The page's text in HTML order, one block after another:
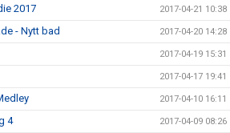
2017 2017-04-21 10:38
- Nytt bad 2017-04-20 14:28
2017-04-19 15:31
2017-04-17 19:41
2017-04-10 16:11
4 2017-04-09 08:26